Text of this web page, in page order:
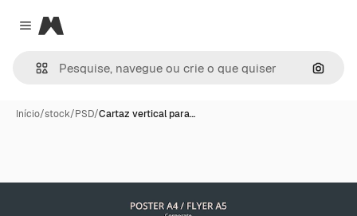
Close menu
Magnific
Início/stock/PSD/Cartaz vertical para…